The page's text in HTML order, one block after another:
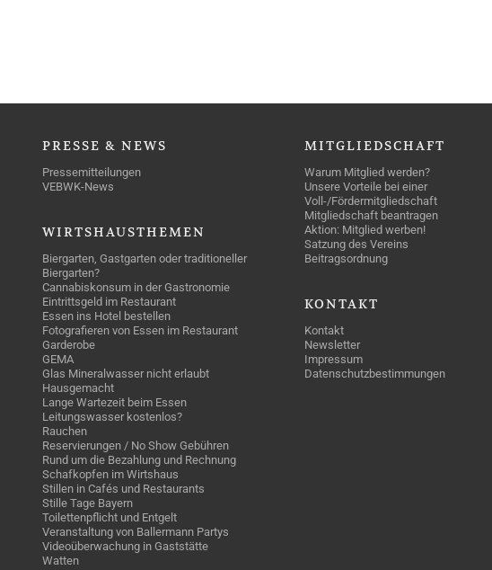
PRESSE & NEWS
Pressemitteilungen
VEBWK-News
WIRTSHAUSTHEMEN
Biergarten, Gastgarten oder traditioneller
Biergarten?
Cannabiskonsum in der Gastronomie
Eintrittsgeld im Restaurant
Essen ins Hotel bestellen
Fotografieren von Essen im Restaurant
Garderobe
GEMA
Glas Mineralwasser nicht erlaubt
Hausgemacht
Lange Wartezeit beim Essen
Leitungswasser kostenlos?
Rauchen
Reservierungen / No Show Gebühren
Rund um die Bezahlung und Rechnung
Schafkopfen im Wirtshaus
Stillen in Cafés und Restaurants
Stille Tage Bayern
Toilettenpflicht und Entgelt
Veranstaltung von Ballermann Partys
Videoüberwachung in Gaststätte
Watten
MITGLIEDSCHAFT
Warum Mitglied werden?
Unsere Vorteile bei einer
Voll-/Fördermitgliedschaft
Mitgliedschaft beantragen
Aktion: Mitglied werben!
Satzung des Vereins
Beitragsordnung
KONTAKT
Kontakt
Newsletter
Impressum
Datenschutzbestimmungen